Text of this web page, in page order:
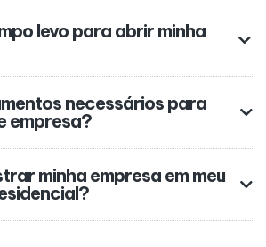
levo para abrir minha
necessários para
empresa?
minha empresa em meu